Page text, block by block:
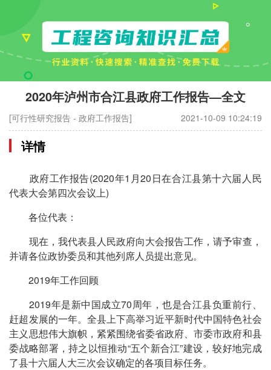
2020年泸州市合江县政府工作报告—全文
[可行性研究报告 - 政府工作报告] 2021-10-09 10:24:19
详情
政府工作报告(2020年1月20日在合江县第十六届人民
代表大会第四次会议上)
各位代表：
现在，我代表县人民政府向大会报告工作，请予审查，
并请各位政协委员和其他列席人员提出意见。
2019年工作回顾
2019年是新中国成立70周年，也是合江县负重前行、
赶超发展的一年。全县上下高举习近平新时代中国特色社会
主义思想伟大旗帜，紧紧围绕省委省政府、市委市政府和县
委战略部署，持之以恒推动“五个新合江”建设，较好地完成
了县十六届人大三次会议确定的各项目标任务。